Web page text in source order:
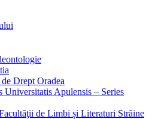
Drept Oradea
Universitatis Apulensis – Series
de Limbi și Literaturi Străine